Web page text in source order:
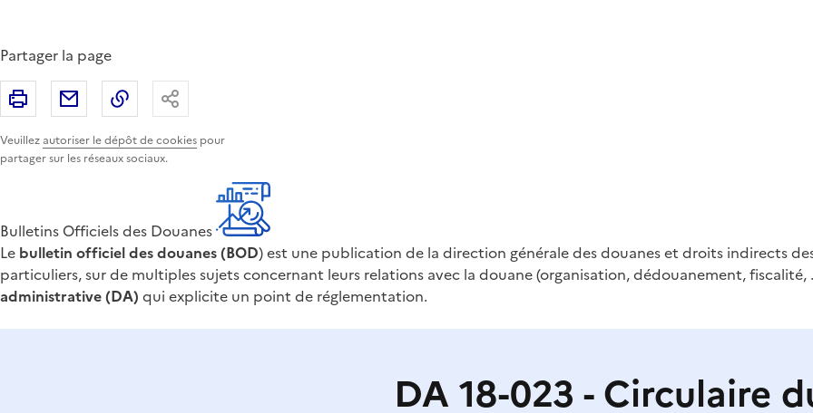
Partager la page
Veuillezautoriser le dépôt de cookies pour
partager sur les réseaux sociaux.
Imprimer Partager par email
Copier le lien
Bulletins Officiels des Douanes
Le bulletin officiel des douanes (BOD) est une publication de la direction générale des douanes et droits indirects
particuliers, sur de multiples sujets concernant leurs relations avec la douane (organisation, dédouanement,
administrative (DA) qui explicite un point de réglementation.
DA 18-023 - Circulaire